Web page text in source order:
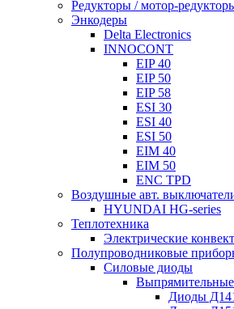
Редукторы / мотор-
Энкодеры
Delta Electronics
INNOCONT
EIP 40
EIP 50
EIP 58
ESI 30
ESI 40
ESI 50
EIM 40
EIM 50
ENC TPD
Воздушные авт.
HYUNDAI HG-series
Теплотехника
Электрические
Полупроводниковые
Силовые диоды
Диоды